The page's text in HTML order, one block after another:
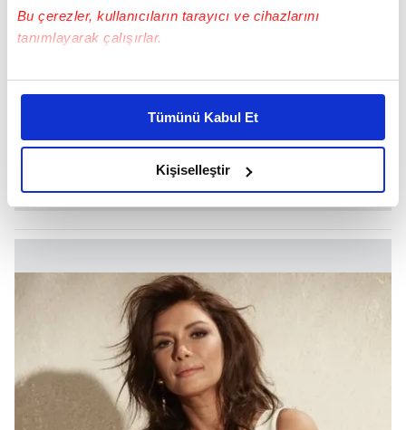
Bu çerezler, kullanıcıların tarayıcı ve cihazlarını
tanımlayarak çalışırlar.
Bu çerezlere izin vermeniz halinde sizlere özel
daha iyi reklam deneyimi yaşatabiliriz. Bunu yaparken
amacımızın size daha iyi bir reklam deneyimi sunmak
olduğunu ve sizlere en iyi içerikleri sunabilmek adına
elimizden gelen çabayı gösterdiğimizi ve bu noktada,
reklamların maliyetlerimizi karşılamak noktasında tek gelir
kalemimiz olduğunu sizlere hatırlatmak isteriz.
Her halükârda, kullanıcılar, bu çerezlere izin vermedikleri
takdirde, kullanıcılara hedefli reklamlar
gösterilmeyecektir."
Sizlere daha iyi bir hizmet sunabilmek için İnternet
Sitemizde kendimize ve üçüncü kişilere ait çerezler
kullanılmaktadır. Bu çerezler vasıtasıyla çeşitli kişisel
Tümünü Kabul Et
Kişiselleştir